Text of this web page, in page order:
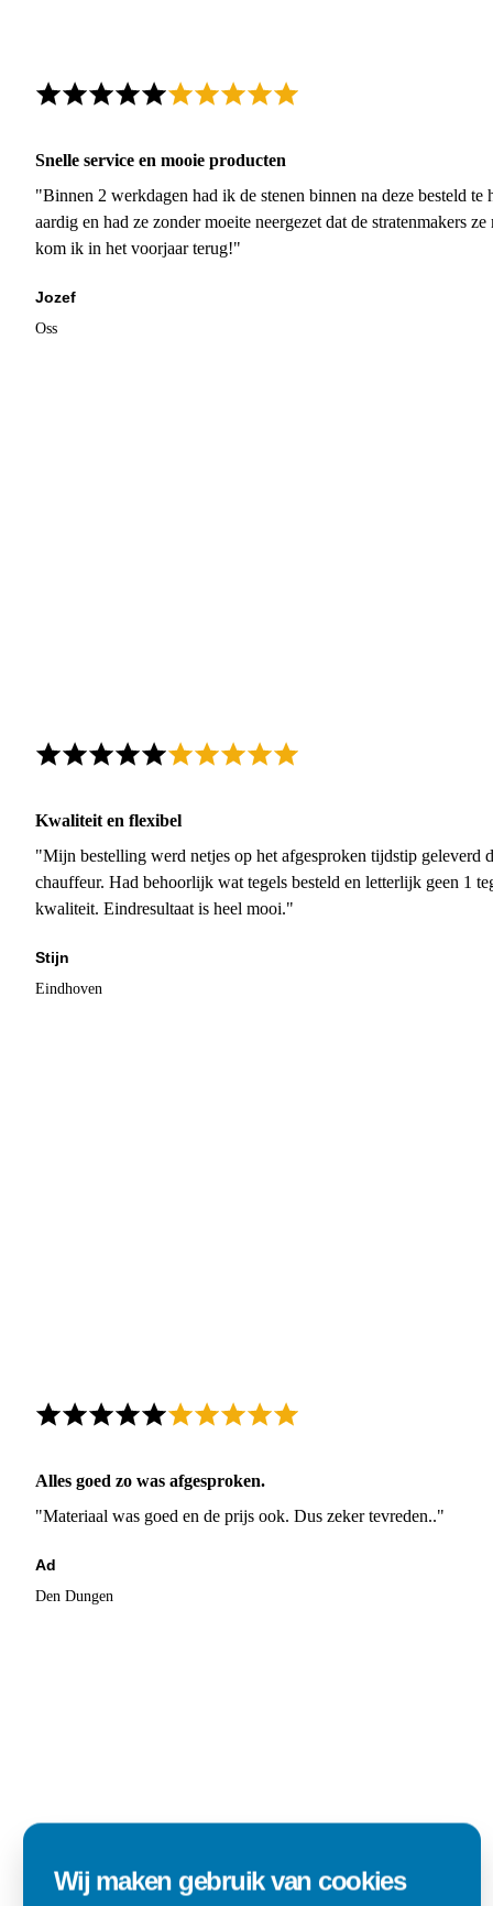
Snelle service en mooie producten
"Binnen 2 werkdagen had ik de stenen binnen na deze besteld
aardig en had ze zonder moeite neergezet dat de stratenmakers
kom ik in het voorjaar terug!"
Jozef
Oss
Kwaliteit en flexibel
"Mijn bestelling werd netjes op het afgesproken tijdstip geleverd
chauffeur. Had behoorlijk wat tegels besteld en letterlijk geen 1
kwaliteit. Eindresultaat is heel mooi."
Stijn
Eindhoven
Alles goed zo was afgesproken.
"Materiaal was goed en de prijs ook. Dus zeker tevreden.."
Ad
Den Dungen
Wij maken gebruik van cookies